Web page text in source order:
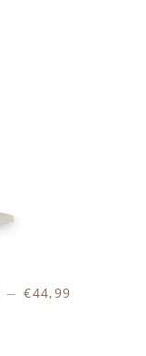
— NORMALE PRIJS
€44,99